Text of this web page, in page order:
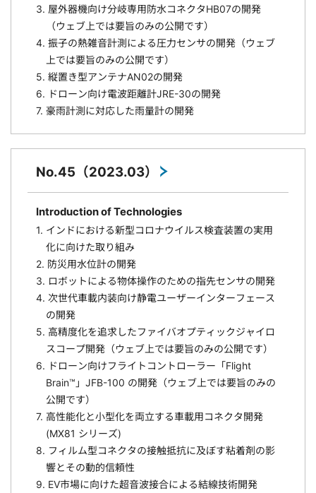
3. 屋外器機向け分岐専用防水コネクタHB07の開発
（ウェブ上では要旨のみの公開です）
4. 振子の熱雑音計測による圧力センサの開発（ウェブ
上では要旨のみの公開です）
5. 縦置き型アンテナAN02の開発
6. ドローン向け電波距離計JRE-30の開発
7. 豪雨計測に対応した雨量計の開発
No.45（2023.03）
Introduction of Technologies
1. インドにおける新型コロナウイルス検査装置の実用
化に向けた取り組み
2. 防災用水位計の開発
3. ロボットによる物体操作のための指先センサの開発
4. 次世代車載内装向け静電ユーザーインターフェース
の開発
5. 高精度化を追求したファイバオプティックジャイロ
スコープ開発（ウェブ上では要旨のみの公開です）
6. ドローン向けフライトコントローラー「Flight
Brain™」JFB-100 の開発（ウェブ上では要旨のみの
公開です）
7. 高性能化と小型化を両立する車載用コネクタ開発
(MX81 シリーズ)
8. フィルム型コネクタの接触抵抗に及ぼす粘着剤の影
響とその動的信頼性
9. EV市場に向けた超音波接合による結線技術開発